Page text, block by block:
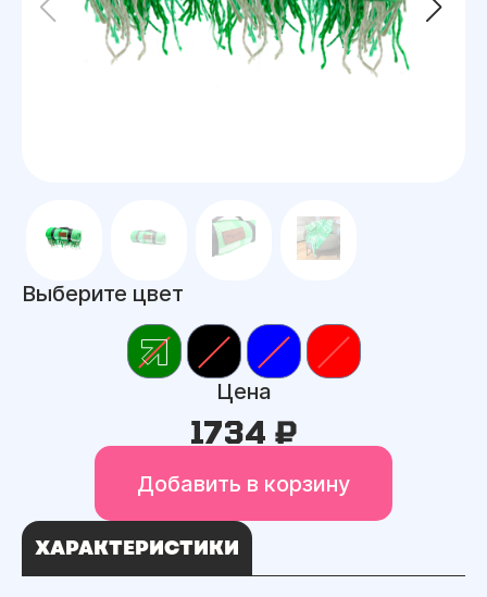
Выберите цвет
Цена
1734 ₽
Добавить в корзину
ХАРАКТЕРИСТИКИ